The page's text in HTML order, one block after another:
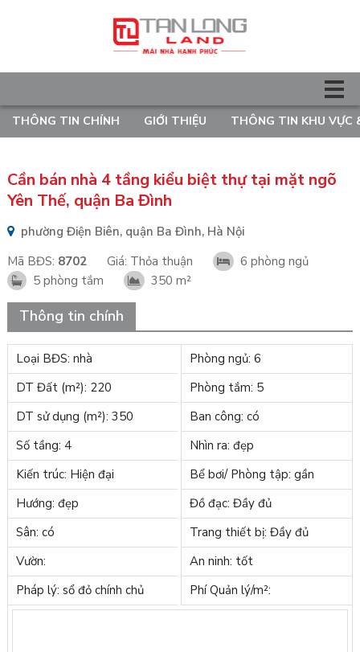
THÔNG TIN CHÍNH GIỚI THIỆU THÔNG TIN KHU VỰC
Cần bán nhà 4 tầng kiểu biệt thự tại mặt ngõ
Yên Thế, quận Ba Đình
phường Điện Biên, quận Ba Đình, Hà Nội
Mã BĐS: 8702 Giá: Thỏa thuận
6 phòng ngủ
5 phòng tắm
350 m²
Thông tin chính
Loại BĐS: nhà
Phòng ngủ: 6
DT Đất (m²): 220
Phòng tắm: 5
DT sử dụng (m²): 350
Ban công: có
Số tầng: 4
Nhìn ra: đẹp
Kiến trúc: Hiện đại
Bể bơi/ Phòng tập: gần
Hướng: đẹp
Đồ đạc: Đầy đủ
Sân: có
Trang thiết bị: Đầy đủ
Vườn:
An ninh: tốt
Pháp lý: sổ đỏ chính chủ
Phí Quản lý/m²: